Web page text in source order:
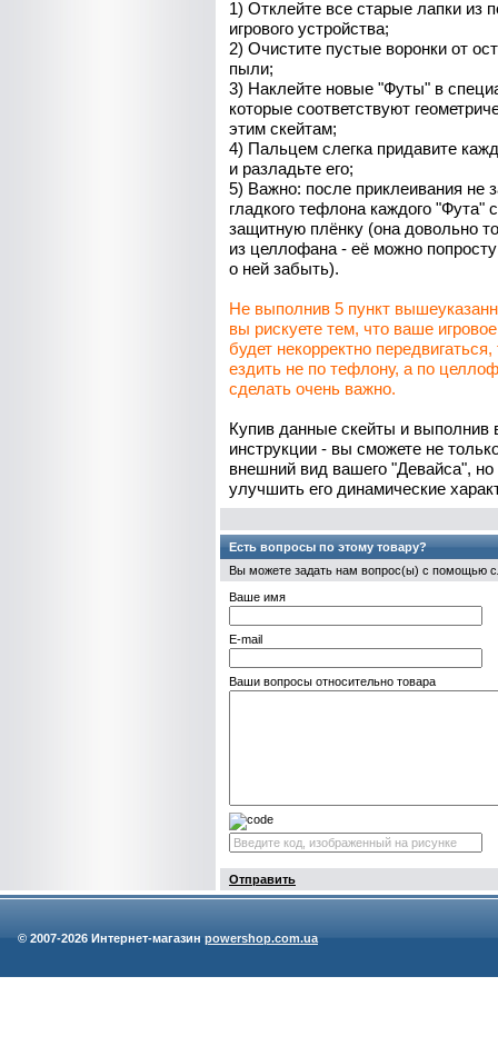
1) Отклейте все старые лапки из
игрового устройства;
2) Очистите пустые воронки от
пыли;
3) Наклейте новые "Футы" в
которые соответствуют
этим скейтам;
4) Пальцем слегка придавите
и разладьте его;
5) Важно: после приклеивания не
гладкого тефлона каждого "Фута"
защитную плёнку (она довольно
из целлофана - её можно
о ней забыть).
Не выполнив 5 пункт
вы рискуете тем, что ваше
будет некорректно передвигаться,
ездить не по тефлону, а по
сделать очень важно.
Купив данные скейты и выполнив
инструкции - вы сможете не
внешний вид вашего "Девайса", но
улучшить его динамические
Есть вопросы по этому товару?
Вы можете задать нам вопрос(ы) с помощью
Ваше имя
E-mail
Ваши вопросы относительно товара
Отправить
© 2007-2026 Интернет-магазин powershop.com.ua